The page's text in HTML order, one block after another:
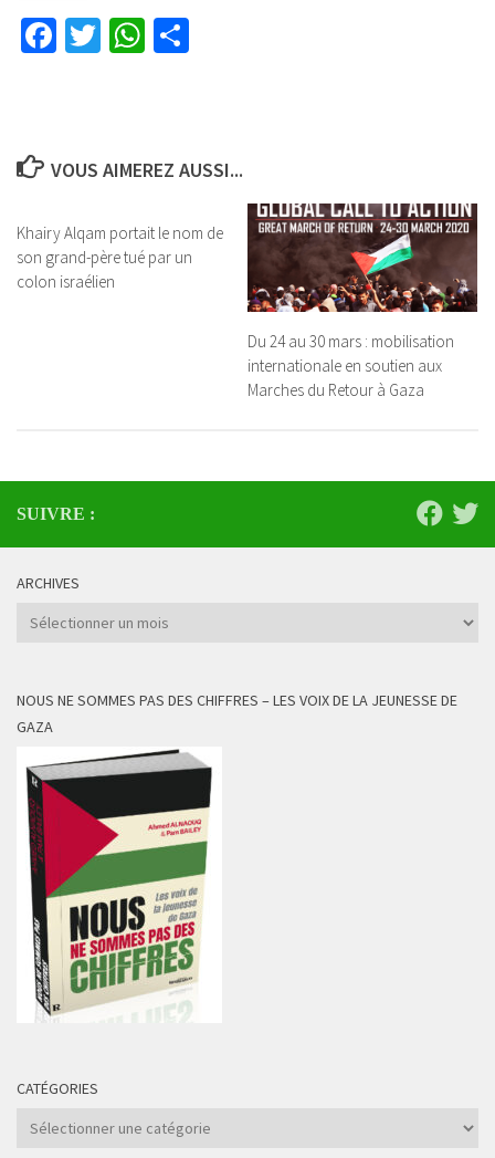
Facebook
TwitterWhatsApp
VOUS AIMEREZ AUSSI...
Khairy Alqam portait le nom de
son grand-père tué par un
colon israélien
Du 24 au 30 mars : mobilisation
internationale en soutien aux
Marches du Retour à Gaza
SUIVRE :
ARCHIVES
Archives
NOUS NE SOMMES PAS DES CHIFFRES – LES VOIX DE LA JEUNESSE DE
GAZA
CATÉGORIES
Catégories